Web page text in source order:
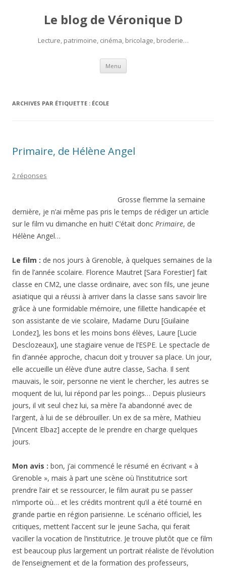
Le blog de Véronique D
Lecture, patrimoine, cinéma, bricolage, broderie…
Menu Aller
contenu
ARCHIVES PAR ÉTIQUETTE : ÉCOLE
Primaire, de Hélène Angel
2 réponses
Grosse flemme la semaine
dernière, je n’ai même pas pris le temps de rédiger un article
sur le film vu dimanche en huit! C’était donc Primaire, de
Hélène Angel…
Le film : de nos jours à Grenoble, à quelques semaines de la
fin de l’année scolaire. Florence Mautret [Sara Forestier] fait
classe en CM2, une classe ordinaire, avec son fils, une jeune
asiatique qui a réussi à arriver dans la classe sans savoir lire
grâce à une formidable mémoire, une fillette handicapée et
son assistante de vie scolaire, Madame Duru [Guilaine
Londez], les bons et les moins bons élèves, Laure [Lucie
Desclozeaux], une stagiaire venue de l’ESPE. Le spectacle de
fin d’année approche, chacun doit y trouver sa place. Un jour,
elle accueille un élève d’une autre classe, Sacha. Il sent
mauvais, le soir, personne ne vient le chercher, les autres se
moquent de lui, lui répond par les poings… Depuis plusieurs
jours, il vit seul chez lui, sa mère l’a abandonné avec de
l’argent, à lui de se débrouiller. Un ex de sa mère, Mathieu
[Vincent Elbaz] accepte de le prendre en charge quelques
jours.
Mon avis : bon, j’ai commencé le résumé en écrivant « à
Grenoble », mais à part une scène où l’institutrice sort
prendre l’air et se ressourcer, le film aurait pu se passer
n’importe où… et les crédits montrent qu’il a été tourné en
grande partie en région parisienne. Le scénario officiel, les
critiques, mettent l’accent sur le jeune Sacha, qui ferait
vaciller la vocation de l’institutrice. Je trouve plutôt que ce film
est beaucoup plus largement un portrait réaliste de l’évolution
de l’enseignement et de la formation des professeurs,